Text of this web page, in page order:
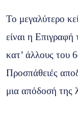
Το μεγαλύτερο
είναι η
κατ’ άλλους του
Προσπάθειές
μια απόδοσή